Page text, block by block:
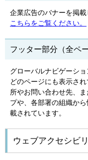
企業広告のバナーを掲載
こちらをご覧ください。
フッター部分（全ペ
グローバルナビゲーシ
どのページにも表示さ
所やお問い合わせ先、
プや、各部署の組織か
載されています。
ウェブアクセシビ